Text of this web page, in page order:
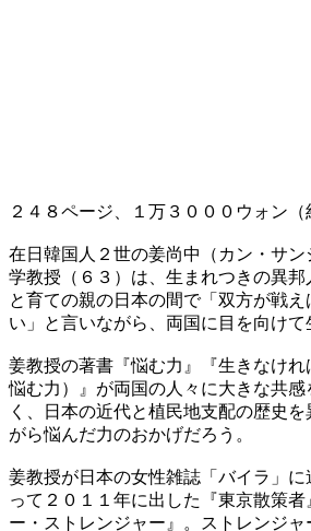
２４８ページ、１万３０００ウォン（
在日韓国人２世の姜尚中（カン・サ
学教授（６３）は、生まれつきの異
と育ての親の日本の間で「双方が戦
い」と言いながら、両国に目を向けて
姜教授の著書『悩む力』『生きなけれ
悩む力）』が両国の人々に大きな共感
く、日本の近代と植民地支配の歴史
がら悩んだ力のおかげだろう。
姜教授が日本の女性雑誌「バイラ」
って２０１１年に出した『東京散策
ー・ストレンジャー』。ストレンジ